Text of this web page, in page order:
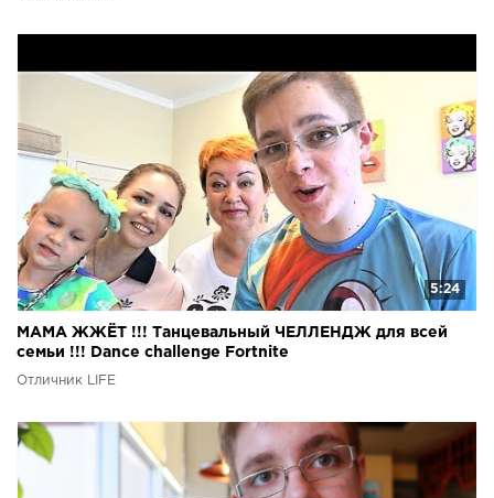
5:24
МАМА ЖЖЁТ !!! Танцевальный ЧЕЛЛЕНДЖ для всей
семьи !!! Dance challenge Fortnite
Отличник LIFE